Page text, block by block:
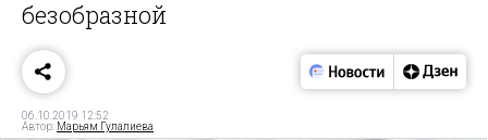
безобразной
06.10.2019 12:52
Автор: Марьям Гулалиева